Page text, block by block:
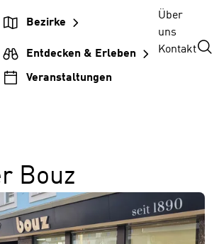
Bezirke
Entdecken & Erleben
Veranstaltungen
Über
uns
Kontakt
Bouz